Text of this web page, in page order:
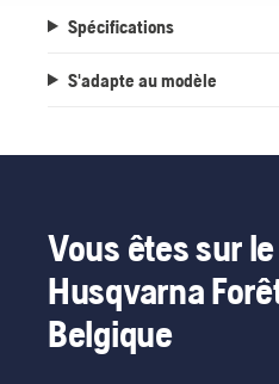
Spécifications
S'adapte au modèle
Vous êtes sur
Husqvarna
Belgique